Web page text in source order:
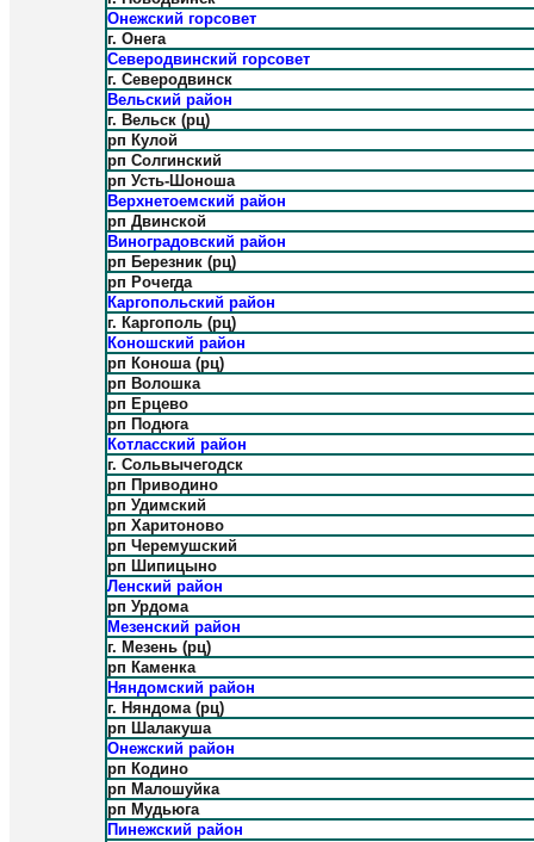
Онежский горсовет
г. Онега
Северодвинский горсовет
г. Северодвинск
Вельский район
г. Вельск (рц)
рп Кулой
рп Солгинский
рп Усть-Шоноша
Верхнетоемский район
рп Двинской
Виноградовский район
рп Березник (рц)
рп Рочегда
Каргопольский район
г. Каргополь (рц)
Коношский район
рп Коноша (рц)
рп Волошка
рп Ерцево
рп Подюга
Котласский район
г. Сольвычегодск
рп Приводино
рп Удимский
рп Харитоново
рп Черемушский
рп Шипицыно
Ленский район
рп Урдома
Мезенский район
г. Мезень (рц)
рп Каменка
Няндомский район
г. Няндома (рц)
рп Шалакуша
Онежский район
рп Кодино
рп Малошуйка
рп Мудьюга
Пинежский район